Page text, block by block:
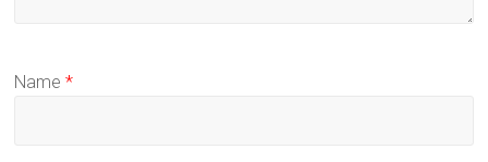
Name*